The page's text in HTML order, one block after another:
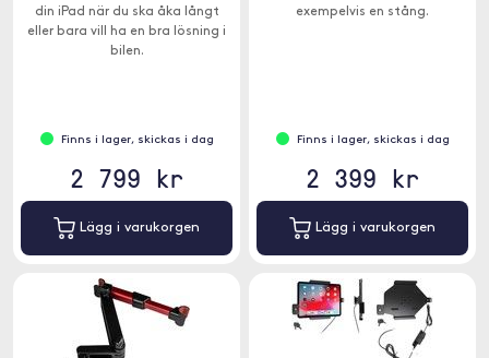
din iPad när du ska åka långt
eller bara vill ha en bra lösning i
bilen.
Finns i lager, skickas i dag
2 799 kr
Lägg i varukorgen
exempelvis en stång.
Finns i lager, skickas i dag
2 399 kr
Lägg i varukorgen